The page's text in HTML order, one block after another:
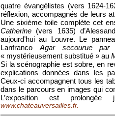
quatre évangélistes (vers 1624-
réflexion, accompagnés de leurs
Une sixième toile complète cet
Catherine (vers 1635)
aujourd’hui au Louvre. Le
Lanfranco Agar secourue par
« mystérieusement substitué » au
Si la scénographie est sobre, en
explications données dans les
Ceux-ci accompagnent tous les
dans le parcours en images qui
L’exposition est prolongée
www.chateauversailles.fr.